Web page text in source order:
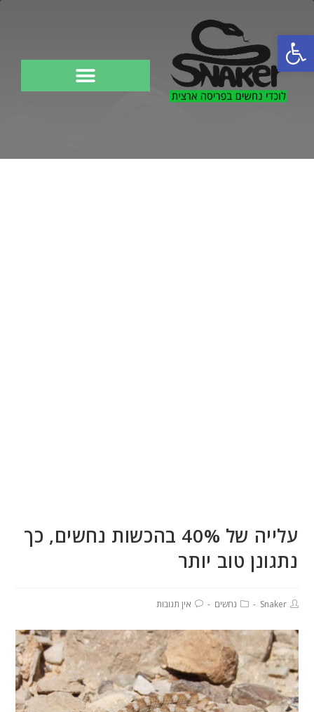
פתח סרגל נגישות
עלייה של 40% בהכשות נחשים, כך
נתגונן טוב יותר
Snaker נחשים אין תגובות